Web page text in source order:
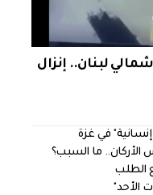
لبنان.. إنزال
في غزة
الأركان.. ما السبب؟
الطلب
الأحد"